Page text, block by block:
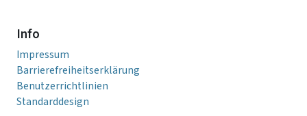
Info
Impressum
Barrierefreiheitserklärung
Benutzerrichtlinien
Standarddesign